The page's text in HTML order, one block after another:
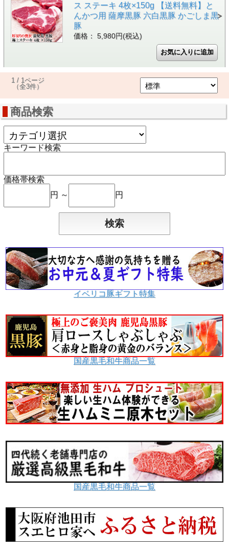
ス ステーキ 4枚×150g 【送料無料】と
んかつ用 薩摩黒豚 六白黒豚 かごしま黒
豚
価格： 5,980円(税込)
1 / 1ページ
（全3件）
商品検索
キーワード検索
価格帯検索
円 ～
円
イベリコ豚ギフト特集
国産黒毛和牛商品一覧
国産黒毛和牛商品一覧